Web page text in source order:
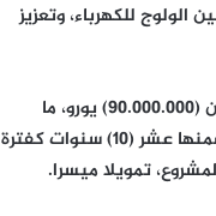
للكهرباء، وتعزيز
ويشكل التمويل الحالي مساهمة البنك الأوروبي للاستثمار المتمثلة في قرض يبلغ تسعين مليون (90.000.000) يورو، ما
يناهز 4,21 مليار أوقية، سيتم تسديده على مدى 30 سنة، بنسبة فائدة تبلغ 4,147% سنويا، من ضمنها عشر (10) سنوات كفترة